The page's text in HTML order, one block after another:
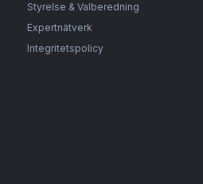
Styrelse & Valberedning
Expertnätverk
Integritetspolicy